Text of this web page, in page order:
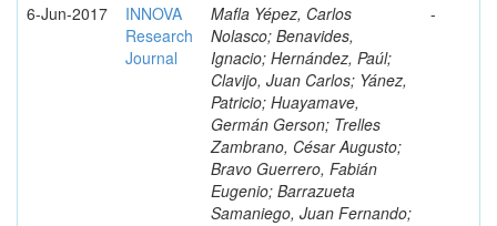
6-Jun-2017
INNOVA
Research
Journal
Mafla Yépez, Carlos
Nolasco; Benavides,
Ignacio; Hernández, Paúl;
Clavijo, Juan Carlos; Yánez,
Patricio; Huayamave,
Germán Gerson; Trelles
Zambrano, César Augusto;
Bravo Guerrero, Fabián
Eugenio; Barrazueta
Samaniego, Juan Fernando;
-